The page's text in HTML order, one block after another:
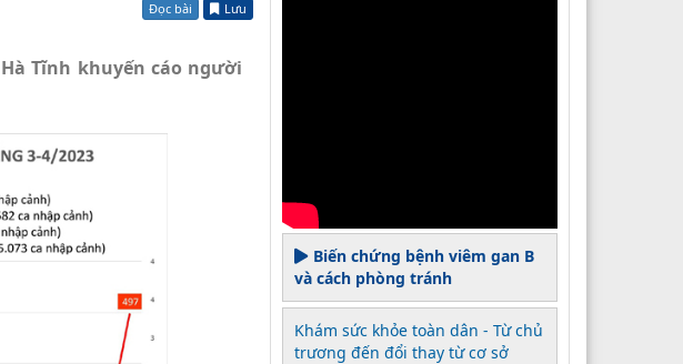
Đọc bài Lưu
Tĩnh khuyến cáo người
Biến chứng bệnh viêm gan B
và cách phòng tránh
Khám sức khỏe toàn dân - Từ chủ
trương đến đổi thay từ cơ sở